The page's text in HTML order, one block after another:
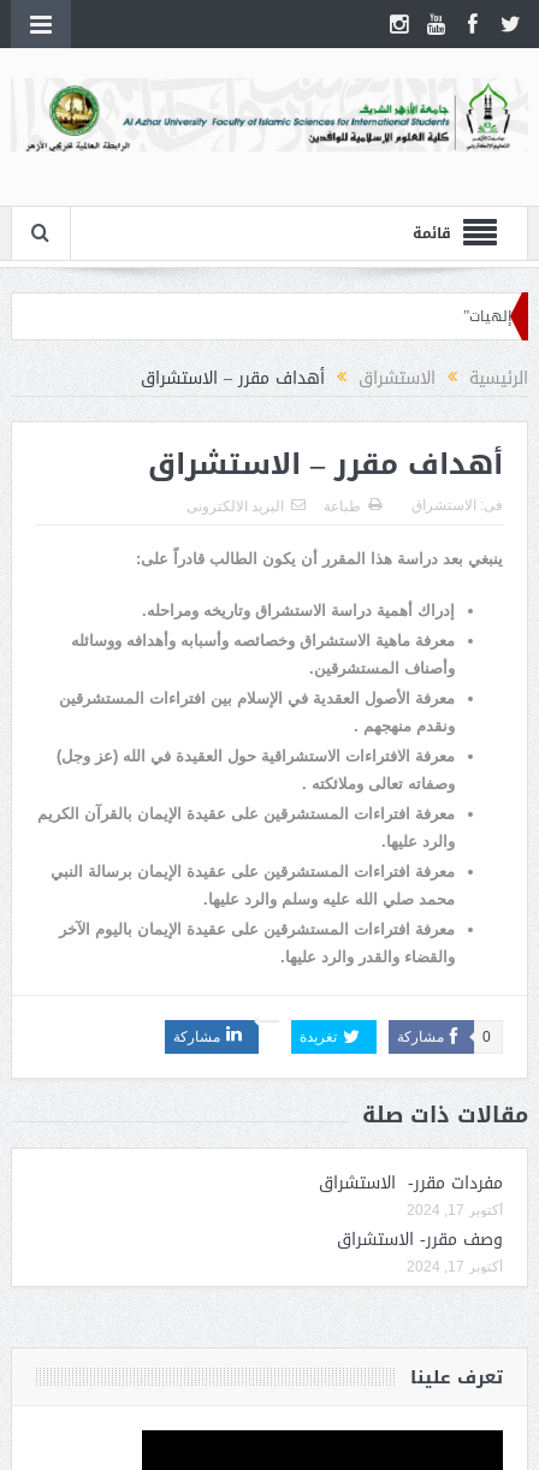
قائمة
الرئيسية الاستشراق أهداف مقرر – الاستشراق
أهداف مقرر – الاستشراق
فى: الاستشراق طباعة البريد الالكترونى
ينبغي بعد دراسة هذا المقرر أن يكون الطالب قادراً على:
إدراك أهمية دراسة الاستشراق وتاريخه ومراحله.
معرفة ماهية الاستشراق وخصائصه وأسبابه وأهدافه ووسائله
وأصناف المستشرقين.
معرفة الأصول العقدية في الإسلام بين افتراءات المستشرقين
ونقدم منهجهم .
معرفة الافتراءات الاستشراقية حول العقيدة في الله (عز وجل)
وصفاته تعالى وملائكته .
معرفة افتراءات المستشرقين على عقيدة الإيمان بالقرآن الكريم
والرد عليها.
معرفة افتراءات المستشرقين على عقيدة الإيمان برسالة النبي
محمد صلي الله عليه وسلم والرد عليها.
معرفة افتراءات المستشرقين على عقيدة الإيمان باليوم الآخر
والقضاء والقدر والرد عليها.
مشاركة 0 تغريدة مشاركة
مقالات ذات صلة
مفردات مقرر- الاستشراق
أكتوبر 17, 2024
وصف مقرر- الاستشراق
أكتوبر 17, 2024
تعرف علينا